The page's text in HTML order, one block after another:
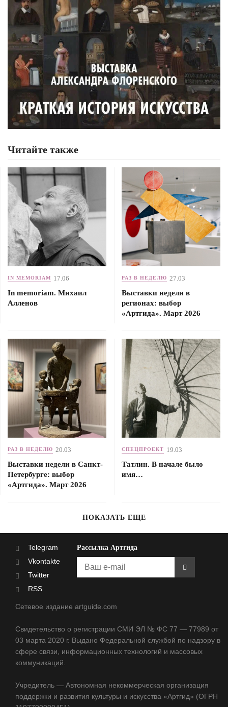
Читайте также
IN MEMORIAM 17.06
In memoriam. Михаил
Алленов
РАЗ В НЕДЕЛЮ 27.03
Выставки недели в
регионах: выбор
«Артгида». Март 2026
РАЗ В НЕДЕЛЮ 20.03
Выставки недели в Санкт-
Петербурге: выбор
«Артгида». Март 2026
СПЕЦПРОЕКТ 19.03
Татлин. В начале было
имя…
ПОКАЗАТЬ ЕЩЕ
Telegram
Vkontakte
Twitter
RSS
Рассылка Артгида
Сетевое издание artguide.com
Свидетельство о регистрации СМИ ЭЛ № ФС 77 — 77989 от
03 марта 2020 г. Выдано Федеральной службой по надзору в
сфере связи, информационных технологий и массовых
коммуникаций.
Учредитель — Автономная некоммерческая организация
поддержки и развития культуры и искусства «Артгид» (ОГРН